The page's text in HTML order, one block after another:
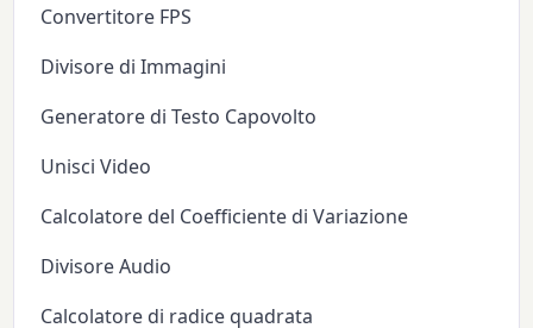
Convertitore FPS
Divisore di Immagini
Generatore di Testo Capovolto
Unisci Video
Calcolatore del Coefficiente di Variazione
Divisore Audio
Calcolatore di radice quadrata